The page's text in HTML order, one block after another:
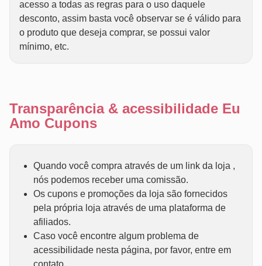
acesso a todas as regras para o uso daquele
desconto, assim basta você observar se é válido para
o produto que deseja comprar, se possui valor
mínimo, etc.
Transparência & acessibilidade Eu
Amo Cupons
Quando você compra através de um link da loja ,
nós podemos receber uma comissão.
Os cupons e promoções da loja são fornecidos
pela própria loja através de uma plataforma de
afiliados.
Caso você encontre algum problema de
acessibilidade nesta página, por favor, entre em
contato.